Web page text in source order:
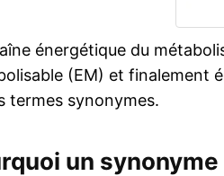
énergétique du
(EM) et finalement
termes synonymes.
un